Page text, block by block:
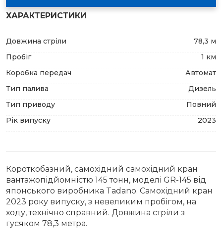
ХАРАКТЕРИСТИКИ
Довжина стріли
78,3 м
Пробіг
1 км
Коробка передач
Автомат
Тип палива
Дизель
Тип приводу
Повний
Рік випуску
2023
Короткобазний, самохідний самохідний кран
вантажопідйомністю 145 тонн, моделі GR-145 від
японського виробника Tadano. Самохідний кран
2023 року випуску, з невеликим пробігом, на
ходу, технічно справний. Довжина стріли з
гусяком 78,3 метра.